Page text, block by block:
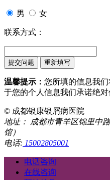
男 女
联系方式：
温馨提示： 您所填的信息我
于您的个人信息我们承诺绝对
© 成都银康银屑病医院
地址： 成都市青羊区锦里中
馆）
电话: 15002805001
电话咨询
在线咨询